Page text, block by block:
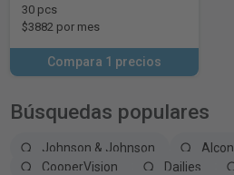
30 pcs
$3882 por mes
Compara 1 precios
Búsquedas populares
Johnson & Johnson Alcon
CooperVision
Dailies